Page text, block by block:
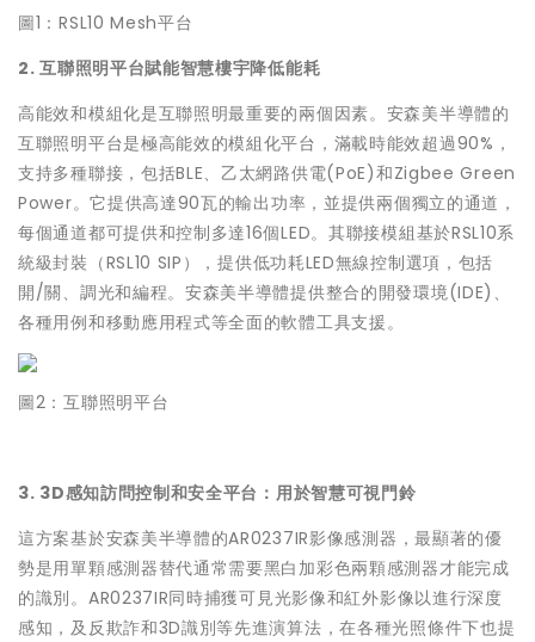
圖1：RSL10 Mesh平台
2. 互聯照明平台賦能智慧樓宇降低能耗
高能效和模組化是互聯照明最重要的兩個因素。安森美半導體的
互聯照明平台是極高能效的模組化平台，滿載時能效超過90%，
支持多種聯接，包括BLE、乙太網路供電(PoE)和Zigbee Green
Power。它提供高達90瓦的輸出功率，並提供兩個獨立的通道，
每個通道都可提供和控制多達16個LED。其聯接模組基於RSL10系
統級封裝（RSL10 SIP），提供低功耗LED無線控制選項，包括
開/關、調光和編程。安森美半導體提供整合的開發環境(IDE)、
各種用例和移動應用程式等全面的軟體工具支援。
圖2：互聯照明平台
3. 3D感知訪問控制和安全平台：用於智慧可視門鈴
這方案基於安森美半導體的AR0237IR影像感測器，最顯著的優
勢是用單顆感測器替代通常需要黑白加彩色兩顆感測器才能完成
的識別。AR0237IR同時捕獲可見光影像和紅外影像以進行深度
感知，及反欺詐和3D識別等先進演算法，在各種光照條件下也提